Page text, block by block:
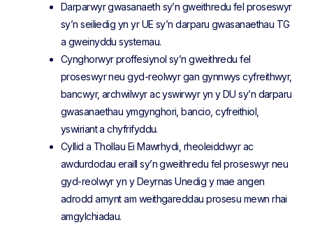
Darparwyr gwasanaeth sy’n gweithredu fel proseswyr
sy’n seiliedig yn yr UE sy’n darparu gwasanaethau TG
a gweinyddu systemau.
Cynghorwyr proffesiynol sy’n gweithredu fel
proseswyr neu gyd-reolwyr gan gynnwys cyfreithwyr,
bancwyr, archwilwyr ac yswirwyr yn y DU sy’n darparu
gwasanaethau ymgynghori, bancio, cyfreithiol,
yswiriant a chyfrifyddu.
Cyllid a Thollau Ei Mawrhydi, rheoleiddwyr ac
awdurdodau eraill sy’n gweithredu fel proseswyr neu
gyd-reolwyr yn y Deyrnas Unedig y mae angen
adrodd arnynt am weithgareddau prosesu mewn rhai
amgylchiadau.